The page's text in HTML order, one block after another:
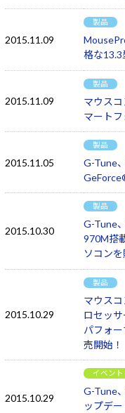
2015.11.09
製品
格な13.3
2015.11.09
製品
マウス
マート
2015.11.05
製品
G-Tune
2015.10.30
製品
G-Tune
970M搭
ソコンを
2015.10.29
製品
マウス
ロセッ
パフォ
売開始！
2015.10.29
イベン
G-Tune
ップデ